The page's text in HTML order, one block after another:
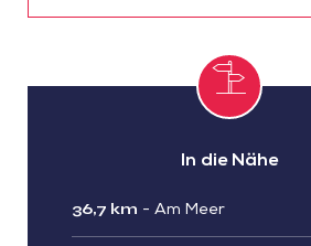
In die Nähe
36,7 km - Am Meer